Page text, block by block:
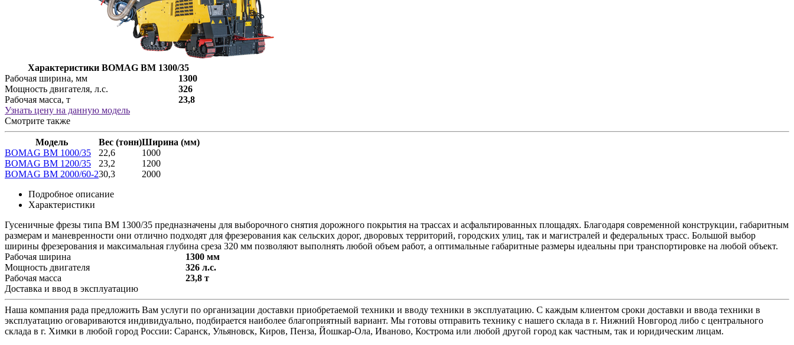
Характеристики BOMAG BM 1300/35
Рабочая ширина, мм
1300
Мощность двигателя, л.с.
326
Рабочая масса, т
23,8
Узнать цену на данную модель
Смотрите также
Модель Вес (тонн)Ширина (мм)
BOMAG BM 1000/35
22,6
1000
BOMAG BM 1200/35
23,2
1200
BOMAG BM 2000/60-230,3
2000
Подробное описание
Характеристики
Гусеничные фрезы типа ВМ 1300/35 предназначены для выборочного снятия дорожного покрытия на трассах и асфальтированных площадях. Благодаря современной конструкции, габаритным
размерам и маневренности они отлично подходят для фрезерования как сельских дорог, дворовых территорий, городских улиц, так и магистралей и федеральных трасс. Большой выбор
ширины фрезерования и максимальная глубина среза 320 мм позволяют выполнять любой объем работ, а оптимальные габаритные размеры идеальны при транспортировке на любой объект.
Рабочая ширина
1300 мм
Мощность двигателя
326 л.с.
Рабочая масса
23,8 т
Доставка и ввод в эксплуатацию
Наша компания рада предложить Вам услуги по организации доставки приобретаемой техники и вводу техники в эксплуатацию. С каждым клиентом сроки доставки и ввода техники в
эксплуатацию оговариваются индивидуально, подбирается наиболее благоприятный вариант. Мы готовы отправить технику с нашего склада в г. Нижний Новгород либо с центрального
склада в г. Химки в любой город России: Саранск, Ульяновск, Киров, Пенза, Йошкар-Ола, Иваново, Кострома или любой другой город как частным, так и юридическим лицам.